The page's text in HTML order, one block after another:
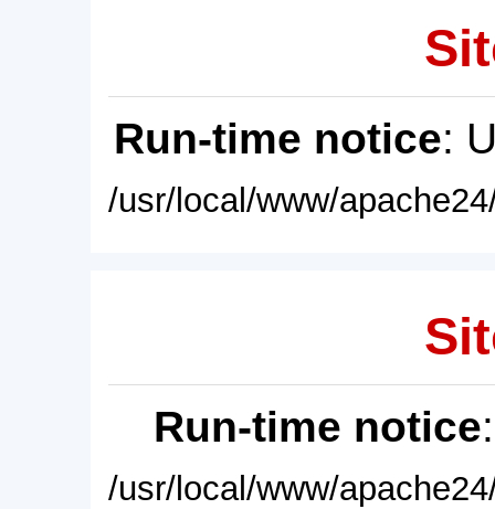
Run-time notice:
/usr/local/www/
Run-time notice
/usr/local/www/